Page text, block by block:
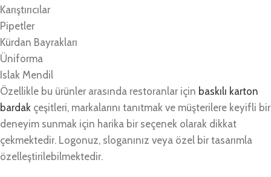
Karıştırıcılar
Pipetler
Kürdan Bayrakları
Üniforma
Islak Mendil
Özellikle bu ürünler arasında restoranlar için baskılı karton
bardak çeşitleri, markalarını tanıtmak ve müşterilere keyifli bir
deneyim sunmak için harika bir seçenek olarak dikkat
çekmektedir. Logonuz, sloganınız veya özel bir tasarımla
özelleştirilebilmektedir.